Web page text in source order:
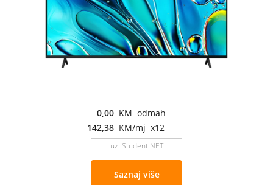
0,00 KM odmah
142,38 KM/mj x12
uz Student NET
Saznaj više